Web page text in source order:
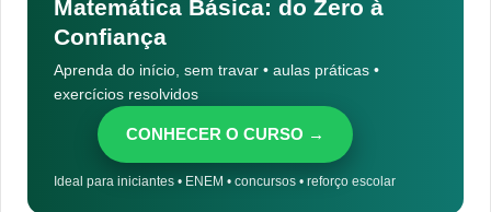
Matemática Básica: do Zero à
Confiança
Aprenda do início, sem travar • aulas práticas •
exercícios resolvidos
CONHECER O CURSO →
Ideal para iniciantes • ENEM • concursos • reforço escolar